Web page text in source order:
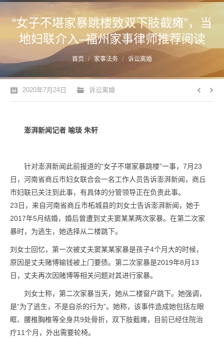
“女子不堪家暴跳楼致双下肢截瘫”，当
地妇联介入–福州家事律师推荐阅读
您的位置： 首页 家事法务 诉讼离婚
2020年7月24日 诉讼离婚
澎湃新闻记者 喻琰 朱轩
针对澎湃新闻此前报道的“女子不堪家暴跳楼”一事，7月23
日，河南省商丘市妇女联合会一名工作人员告诉澎湃新闻，商丘
市妇联已关注到此事，有具体的分管领导正在负责此事。
23日，来自河南省商丘市柘城县的刘女士告诉澎湃新闻，她于
2017年5月结婚，婚后曾遭到丈夫窦某某两次家暴。在第二次家
暴时，为逃生，她选择从二楼跳下。
刘女士回忆，第一次被丈夫窦某某家暴是孩子4个月大的时候，
原因是丈夫赌博输钱被上门要债。第二次家暴是2019年8月13
日，丈夫再次因赌博等相关问题对其进行家暴。
刘女士称，第二次家暴当天，她从二楼窗户跳下。她强调，
是“为了逃生，不是自杀的行为”。她称，该事件造成她包括左眼
眶、腰椎胸椎等全身共9处骨折，双下肢截瘫，目前已经住院治
疗11个月，外出需要轮椅。